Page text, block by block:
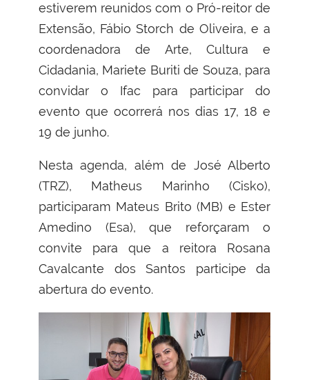
estiverem reunidos com o Pró-reitor de
Extensão, Fábio Storch de Oliveira, e a
coordenadora de Arte, Cultura e
Cidadania, Mariete Buriti de Souza, para
convidar o Ifac para participar do
evento que ocorrerá nos dias 17, 18 e
19 de junho.
Nesta agenda, além de José Alberto
(TRZ), Matheus Marinho (Cisko),
participaram Mateus Brito (MB) e Ester
Amedino (Esa), que reforçaram o
convite para que a reitora Rosana
Cavalcante dos Santos participe da
abertura do evento.